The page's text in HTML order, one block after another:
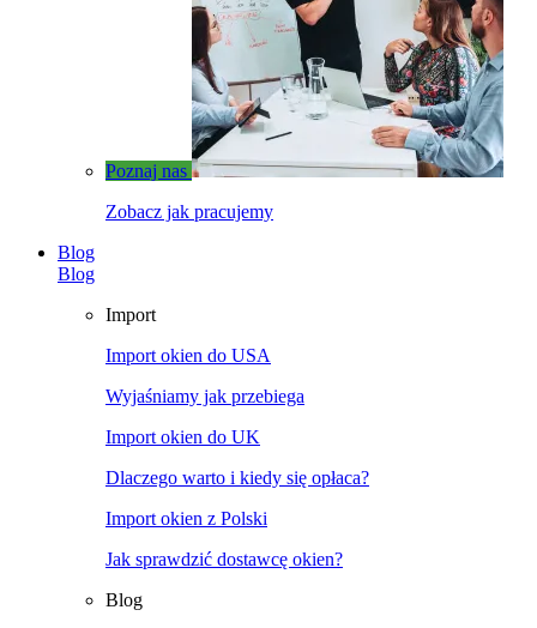
Poznaj nas
Zobacz jak pracujemy
Blog
Blog
Import
Import okien do USA
Wyjaśniamy jak przebiega
Import okien do UK
Dlaczego warto i kiedy się opłaca?
Import okien z Polski
Jak sprawdzić dostawcę okien?
Blog